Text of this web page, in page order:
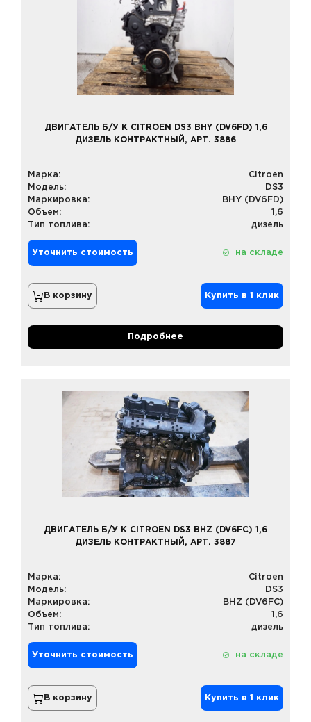
ДВИГАТЕЛЬ Б/У К CITROEN DS3 BHY (DV6FD) 1,6
ДИЗЕЛЬ КОНТРАКТНЫЙ, АРТ. 3886
Марка:
Citroen
Модель:
DS3
Маркировка:
BHY (DV6FD)
Объем:
1,6
Тип топлива:
дизель
Уточнить стоимость на складе
В корзину Купить в 1 клик
Подробнее
ДВИГАТЕЛЬ Б/У К CITROEN DS3 BHZ (DV6FC) 1,6
ДИЗЕЛЬ КОНТРАКТНЫЙ, АРТ. 3887
Марка:
Citroen
Модель:
DS3
Маркировка:
BHZ (DV6FC)
Объем:
1,6
Тип топлива:
дизель
Уточнить стоимость на складе
В корзину Купить в 1 клик